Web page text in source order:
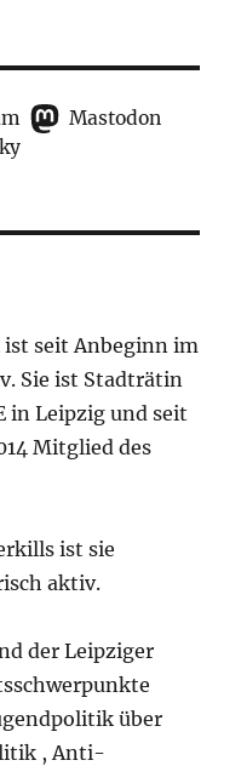
Mastodon
ist seit Anbeginn im
Sie ist Stadträtin
in Leipzig und seit
Mitglied des
ist sie
aktiv.
der Leipziger
über
, Anti-